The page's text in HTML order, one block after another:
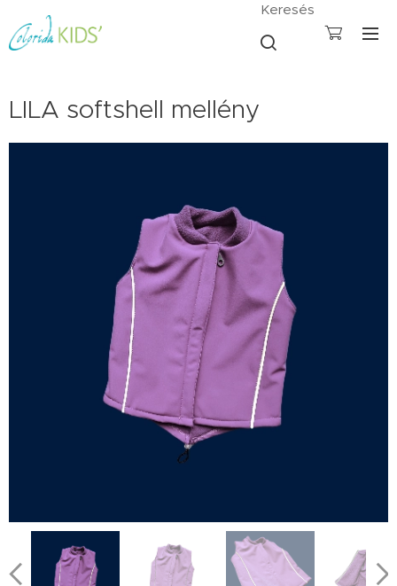
Keresés
LILA softshell mellény